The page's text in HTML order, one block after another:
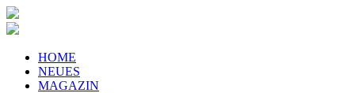
HOME
NEUES
MAGAZIN